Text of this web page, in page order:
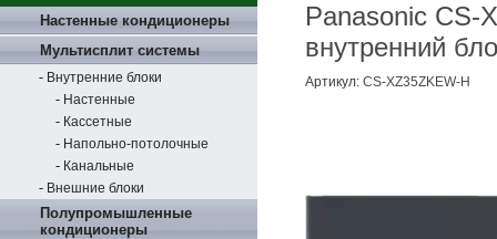
Настенные кондиционеры
Мультисплит системы
Внутренние блоки
Настенные
Кассетные
Напольно-потолочные
Канальные
Внешние блоки
Полупромышленные
кондиционеры
Panasonic CS-
внутренний
Артикул: CS-XZ35ZKEW-H